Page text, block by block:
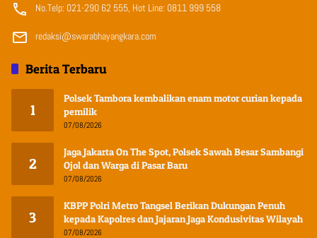
No.Telp: 021-290 62 555, Hot Line: 0811 999 558
redaksi@swarabhayangkara.com
Berita Terbaru
1
Polsek Tambora kembalikan enam motor curian kepada
pemilik
07/08/2026
2
Jaga Jakarta On The Spot, Polsek Sawah Besar Sambangi
Ojol dan Warga di Pasar Baru
07/08/2026
3
KBPP Polri Metro Tangsel Berikan Dukungan Penuh
kepada Kapolres dan Jajaran Jaga Kondusivitas Wilayah
07/08/2026